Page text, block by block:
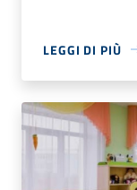
LEGGI DI PIÙ